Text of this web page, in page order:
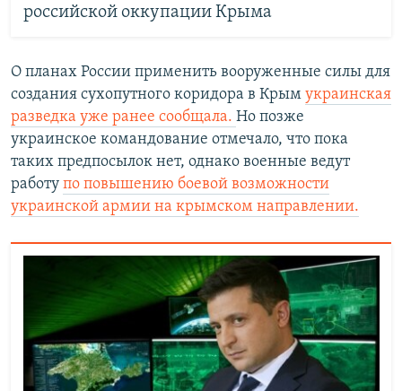
российской оккупации Крыма
О планах России применить вооруженные силы для
создания сухопутного коридора в Крым украинская
разведка уже ранее сообщала. Но позже
украинское командование отмечало, что пока
таких предпосылок нет, однако военные ведут
работу по повышению боевой возможности
украинской армии на крымском направлении.